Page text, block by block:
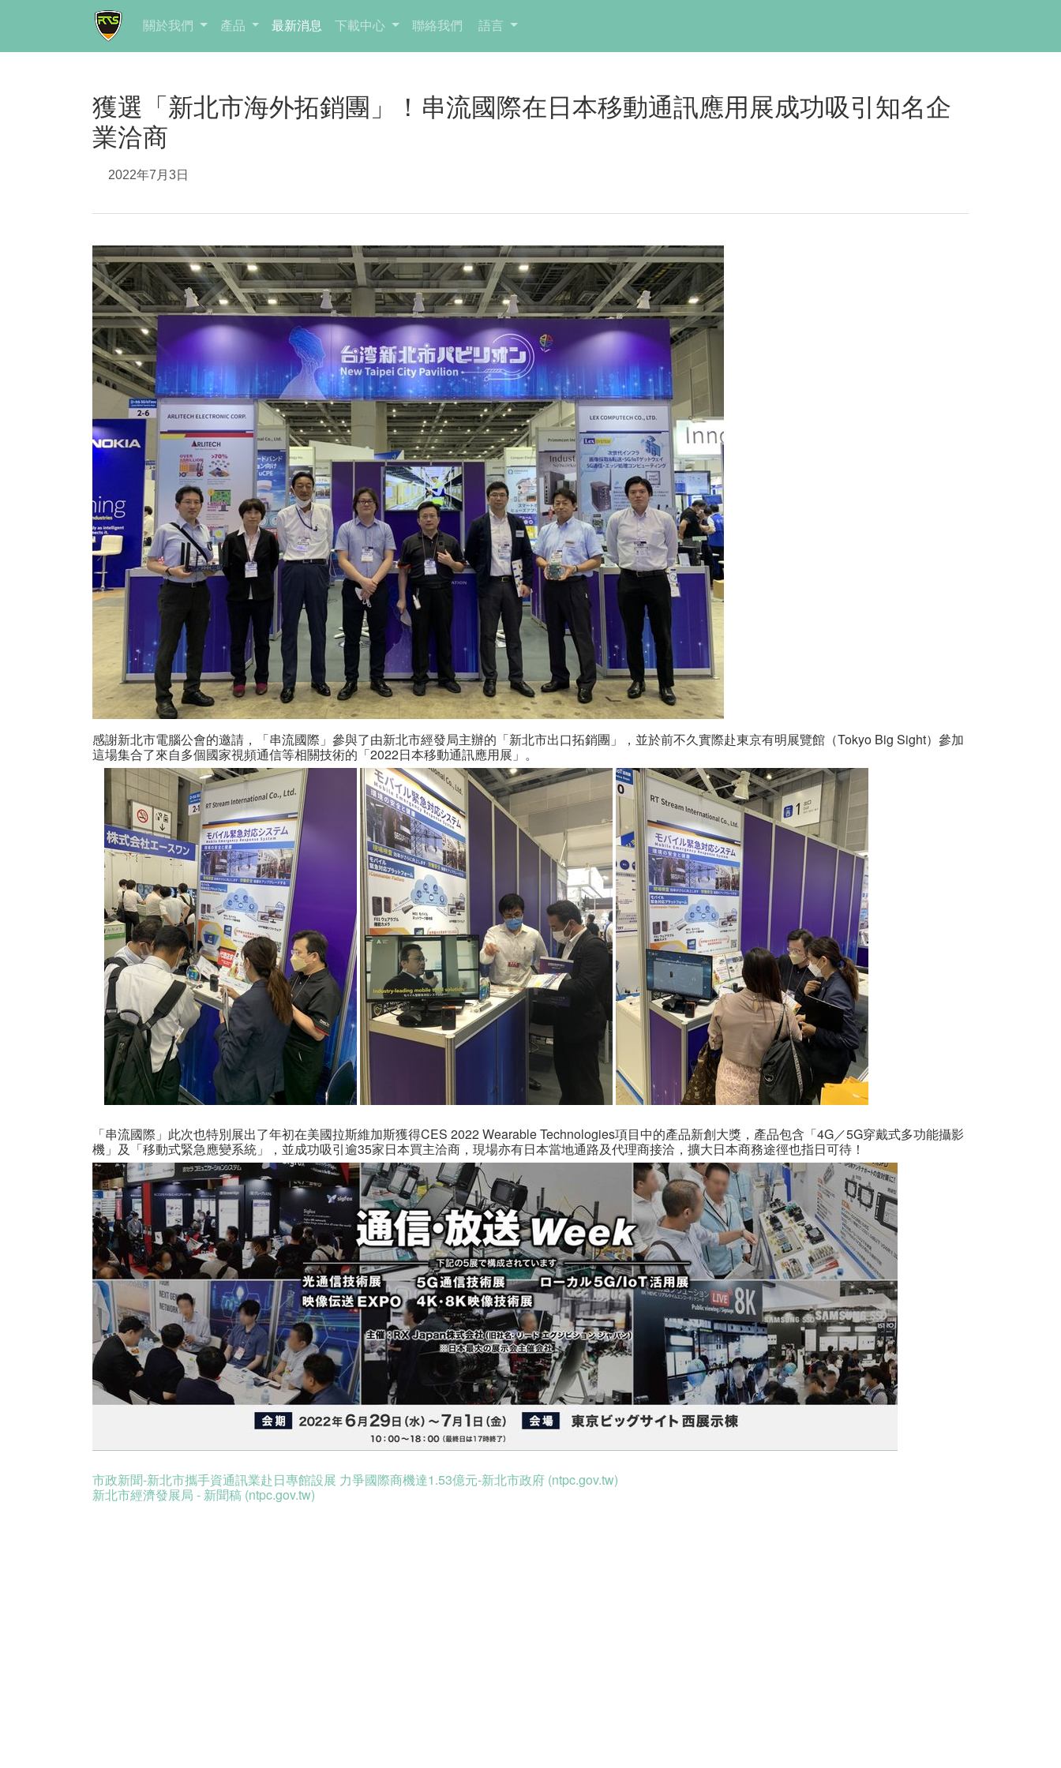
關於我們 產品 最新消息 下載中心 聯絡我們 語言
獲選「新北市海外拓銷團」！串流國際在日本移動通訊應用展成功吸引知名企
業洽商
2022年7月3日
感謝新北市電腦公會的邀請，「串流國際」參與了由新北市經發局主辦的「新北市出口拓銷團」，並於前不久實際赴東京有明展覽館（Tokyo Big Sight）參加
這場集合了來自多個國家視頻通信等相關技術的「2022日本移動通訊應用展」。
「串流國際」此次也特別展出了年初在美國拉斯維加斯獲得CES 2022 Wearable Technologies項目中的產品新創大獎，產品包含「4G／5G穿戴式多功能攝影
機」及「移動式緊急應變系統」，並成功吸引逾35家日本買主洽商，現場亦有日本當地通路及代理商接洽，擴大日本商務途徑也指日可待！
市政新聞-新北市攜手資通訊業赴日專館設展 力爭國際商機達1.53億元-新北市政府 (ntpc.gov.tw)
新北市經濟發展局 - 新聞稿 (ntpc.gov.tw)